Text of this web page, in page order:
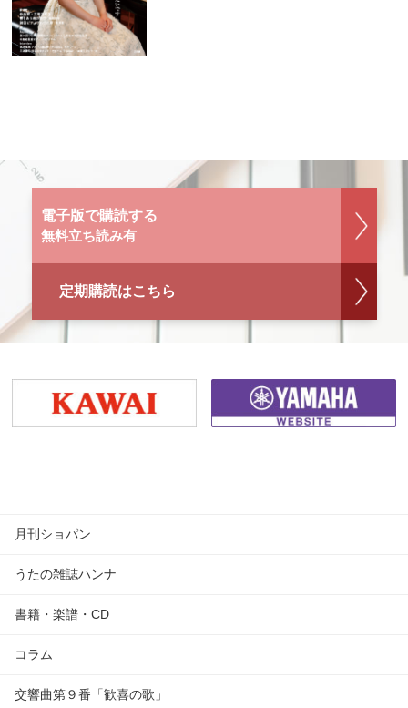
電子版で購読する
無料立ち読み有
定期購読はこちら
月刊ショパン
うたの雑誌ハンナ
書籍・楽譜・CD
コラム
交響曲第９番「歓喜の歌」